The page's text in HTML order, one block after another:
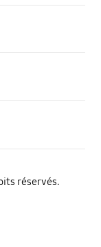
réservés.